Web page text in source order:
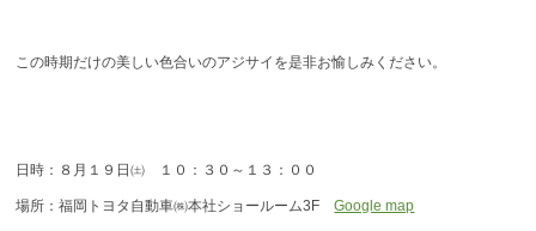
この時期だけの美しい色合いのアジサイを是非お愉しみください。
日時：８月１９日㈯ １０：３０～１３：００
場所：福岡トヨタ自動車㈱本社ショールーム3FGoogle map